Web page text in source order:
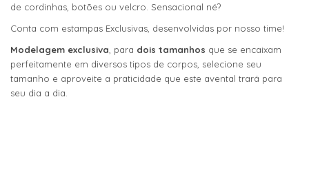
de cordinhas, botões ou velcro. Sensacional né?
Conta com estampas Exclusivas, desenvolvidas por nosso time!
Modelagem exclusiva , para dois tamanhos que se encaixam
perfeitamente em diversos tipos de corpos, selecione seu
tamanho e aproveite a praticidade que este avental trará para
seu dia a dia.